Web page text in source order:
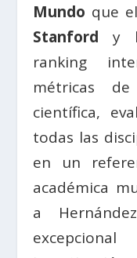
Mundo que
Stanford y
ranking
métricas
científica,
todas las
en un
académica
a